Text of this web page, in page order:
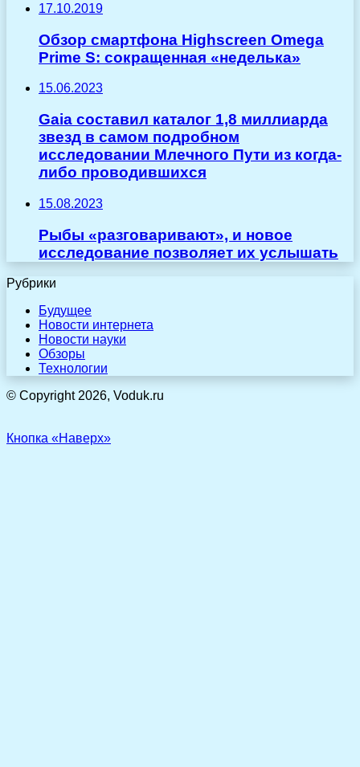
17.10.2019
Обзор смартфона Highscreen Omega
Prime S: сокращенная «неделька»
15.06.2023
Gaia составил каталог 1,8 миллиарда
звезд в самом подробном
исследовании Млечного Пути из когда-
либо проводившихся
15.08.2023
Рыбы «разговаривают», и новое
исследование позволяет их услышать
Рубрики
Будущее
Новости интернета
Новости науки
Обзоры
Технологии
© Copyright 2026, Voduk.ru
Кнопка «Наверх»